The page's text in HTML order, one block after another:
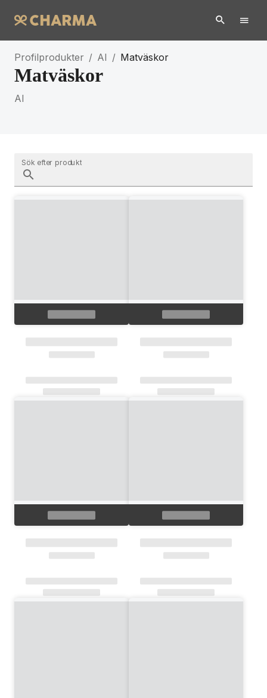
Profilprodukter / AI / Matväskor
Matväskor
AI
Sök efter produkt